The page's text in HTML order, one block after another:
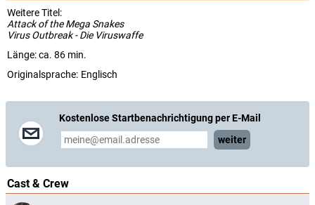
Weitere Titel:
Attack of the Mega Snakes
Virus Outbreak - Die Viruswaffe
Länge: ca. 86 min.
Originalsprache: Englisch
Kostenlose Startbenachrichtigung per E-Mail
weiter
Cast & Crew